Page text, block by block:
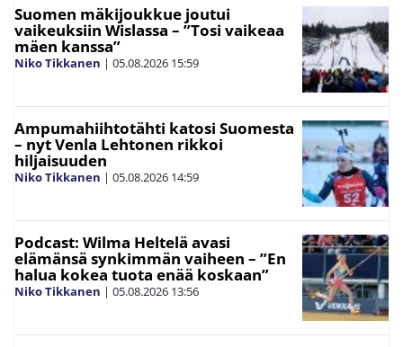
Suomen mäkijoukkue joutui
vaikeuksiin Wislassa – ”Tosi vaikeaa
mäen kanssa”
Niko Tikkanen | 05.08.2026 15:59
Ampumahiihtotähti katosi Suomesta
– nyt Venla Lehtonen rikkoi
hiljaisuuden
Niko Tikkanen | 05.08.2026 14:59
Podcast: Wilma Heltelä avasi
elämänsä synkimmän vaiheen – ”En
halua kokea tuota enää koskaan”
Niko Tikkanen | 05.08.2026 13:56